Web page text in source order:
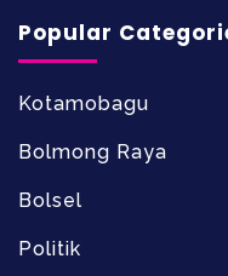
Popular
Kotamobagu
Bolmong Raya
Bolsel
Politik